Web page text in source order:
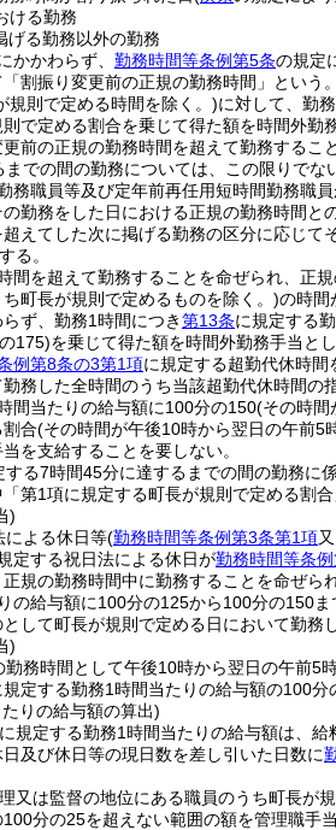
ける勤務
げる勤務以外の勤務
かかわらず、 勤務時間等条例第5条の規定
割振り変更前の正規の勤務時間」という
規則で定める時間を除く。)に対して、勤
で定める割合を乗じて得た額を時間外勤
更前の正規の勤務時間を超えて勤務する
での間の勤務については、この限りでな
務職員等及び定年前再任用短時間勤務職
勤務をした日における正規の勤務時間
えてした次に掲げる勤務の区分に応じ
る。
間を超えて勤務することを命ぜられ、正
町長が規則で定めるものを除く。)の時間
ず、勤務1時間につき第13条に規定する
175)を乗じて得た額を時間外勤務手当とし
例第8条の3第1項に規定する超勤代休時間
務した全時間のうち当該超勤代休時間の
間当たりの給与額に100分の150(その時間
合(その時間が午後10時から翌日の午前5
を支給することを要しない。
する7時間45分に達するまでの間の勤務に
「第1項に規定する町長が規則で定める割
)
による休日等(勤務時間等条例第3条第1項
定する祝日法による休日が勤務時間等条
規の勤務時間中に勤務することを命ぜら
の給与額に100分の125から100分の150
して町長が規則で定める日において勤務
)
勤務時間として午後10時から翌日の午前5
規定する勤務1時間当たりの給与額の100分
りの給与額の算出)
に規定する勤務1時間当たりの給与額は、
及び休日等の現日数を差し引いた日数に
又は監督の地位にある職員のうち町長が
分の25を超えない範囲の額を管理職手